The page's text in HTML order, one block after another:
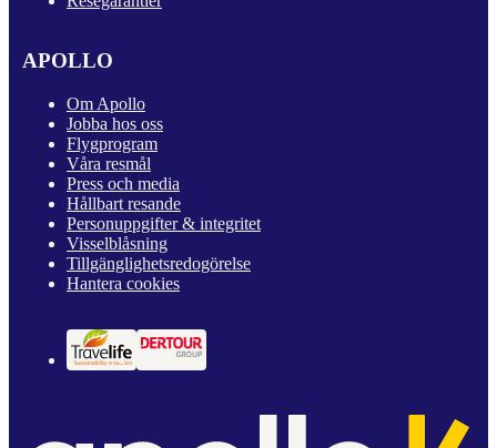
APOLLO
Om Apollo
Jobba hos oss
Flygprogram
Våra resmål
Press och media
Hållbart resande
Personuppgifter & integritet
Visselblåsning
Tillgänglighetsredogörelse
Hantera cookies